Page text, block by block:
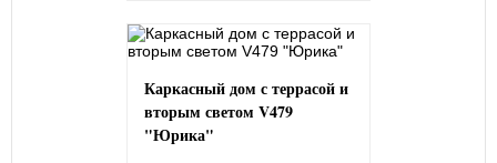
Каркасный дом с террасой и
вторым светом V479
"Юрика"